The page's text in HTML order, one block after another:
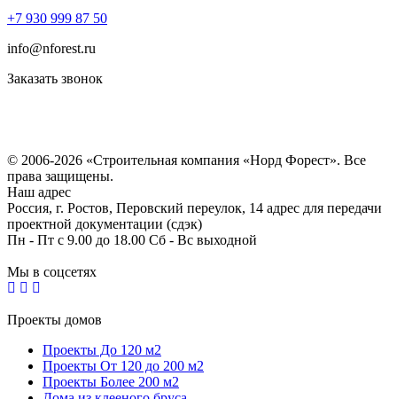
+7 930 999 87 50
info@nforest.ru
Заказать звонок
© 2006-2026 «Строительная компания «Норд Форест». Все
права защищены.
Наш адрес
Россия, г. Ростов, Перовский переулок, 14 адрес для передачи
проектной документации (сдэк)
Пн - Пт с 9.00 до 18.00 Сб - Вс выходной
Мы в соцсетях
Проекты домов
Проекты До 120 м2
Проекты От 120 до 200 м2
Проекты Более 200 м2